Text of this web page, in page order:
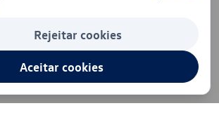
Rejeitar cookies
Aceitar cookies